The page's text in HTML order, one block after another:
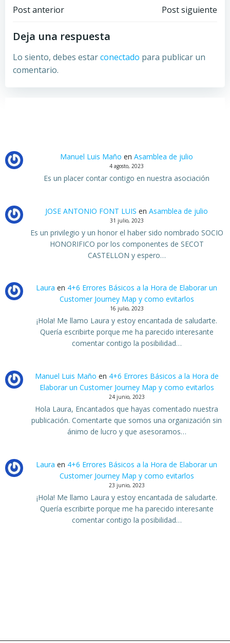
Navegación
por
las
entradas
Post anterior
Navegación
las
entradas
Post siguiente
Deja una respuesta
Lo siento, debes estarconectado para publicar un
comentario.
Manuel Luis Maño enAsamblea de julio
4 agosto, 2023
Es un placer contar contigo en nuestra asociación
JOSE ANTONIO FONT LUIS enAsamblea de julio
31 julio, 2023
Es un privilegio y un honor el haber sido nombrado SOCIO
HONORIFICO por los componentes de SECOT
CASTELLON y espero…
Laura en 4+6 Errores Básicos a la Hora de Elaborar un
Customer Journey Map y como evitarlos
16 julio, 2023
¡Hola! Me llamo Laura y estoy encantada de saludarte.
Quería escribirte porque me ha parecido interesante
comentar contigo la posibilidad…
Manuel Luis Maño en 4+6 Errores Básicos a la Hora de
Elaborar un Customer Journey Map y como evitarlos
24 junio, 2023
Hola Laura, Encantados que hayas comentado nuestra
publicación. Comentarte que somos una organización sin
ánimo de lucro y que asesoramos…
Laura en 4+6 Errores Básicos a la Hora de Elaborar un
Customer Journey Map y como evitarlos
23 junio, 2023
¡Hola! Me llamo Laura y estoy encantada de saludarte.
Quería escribirte porque me ha parecido interesante
comentar contigo la posibilidad…